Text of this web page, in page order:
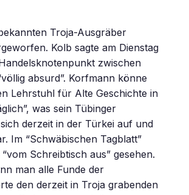
Troja-Ausgräber
Kolb sagte am Dienstag
zwischen
absurd”. Korfmann könne
Lehrstuhl für Alte Geschichte in
was sein Tübinger
derzeit in der Türkei auf und
Im “Schwäbischen Tagblatt”
Schreibtisch aus” gesehen.
man alle Funde der
den derzeit in Troja grabenden